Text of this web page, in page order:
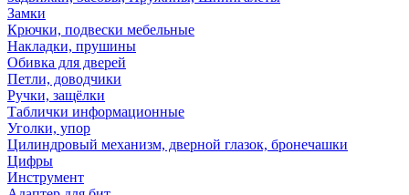
Замки
Крючки, подвески мебельные
Накладки, прушины
Обивка для дверей
Петли, доводчики
Ручки, защёлки
Таблички информационные
Уголки, упор
Цилиндровый механизм, дверной глазок, бронечашки
Цифры
Инструмент